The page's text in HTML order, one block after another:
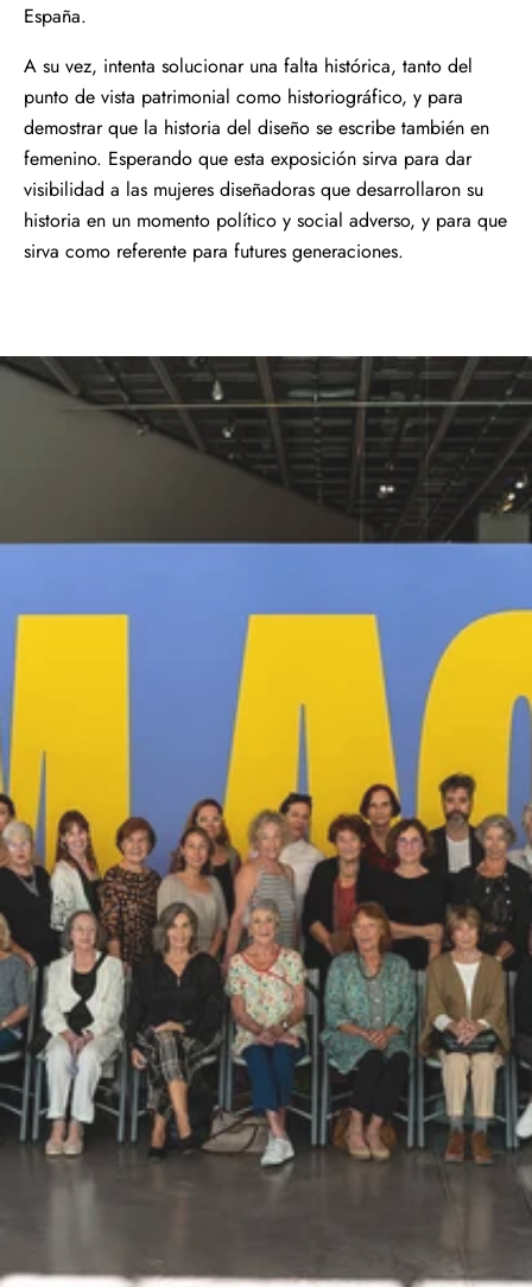
España.
A su vez, intenta solucionar una falta histórica, tanto del
punto de vista patrimonial como historiográfico, y para
demostrar que la historia del diseño se escribe también en
femenino. Esperando que esta exposición sirva para dar
visibilidad a las mujeres diseñadoras que desarrollaron su
historia en un momento político y social adverso, y para que
sirva como referente para futures generaciones.